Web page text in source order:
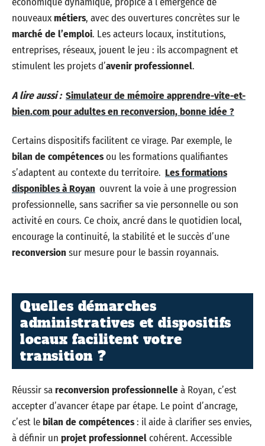
nouveauxmétiers, avec des ouvertures concrètes sur le
marché de l’emploi. Les acteurs locaux, institutions,
entreprises, réseaux, jouent le jeu : ils accompagnent et
stimulent les projets d’avenir professionnel.
A lire aussi : Simulateur de mémoire apprendre-vite-et-
bien.com pour adultes en reconversion, bonne idée ?
Certains dispositifs facilitent ce virage. Par exemple, le
bilan de compétencesou les formations qualifiantes
s’adaptent au contexte du territoire. Les formations
disponibles à Royan ouvrent la voie à une progression
professionnelle, sans sacrifier sa vie personnelle ou son
activité en cours. Ce choix, ancré dans le quotidien local,
encourage la continuité, la stabilité et le succès d’une
reconversion sur mesure pour le bassin royannais.
Quelles démarches
administratives et dispositifs
locaux facilitent votre
transition ?
Réussir sareconversion professionnelleà Royan, c’est
accepter d’avancer étape par étape. Le point d’ancrage,
c’est le bilan de compétences: il aide à clarifier ses envies,
à définir un projet professionnelcohérent. Accessible